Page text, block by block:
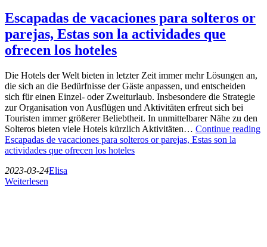
Escapadas de vacaciones para solteros or
parejas, Estas son la actividades que
ofrecen los hoteles
Die Hotels der Welt bieten in letzter Zeit immer mehr Lösungen an,
die sich an die Bedürfnisse der Gäste anpassen, und entscheiden
sich für einen Einzel- oder Zweiturlaub. Insbesondere die Strategie
zur Organisation von Ausflügen und Aktivitäten erfreut sich bei
Touristen immer größerer Beliebtheit. In unmittelbarer Nähe zu den
Solteros bieten viele Hotels kürzlich Aktivitäten… Continue reading
Escapadas de vacaciones para solteros or parejas, Estas son la
actividades que ofrecen los hoteles
2023-03-24Elisa
Weiterlesen